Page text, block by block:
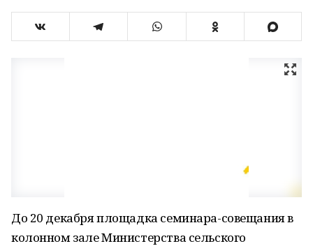
До 20 декабря площадка семинара-совещания в
колонном зале Министерства сельского